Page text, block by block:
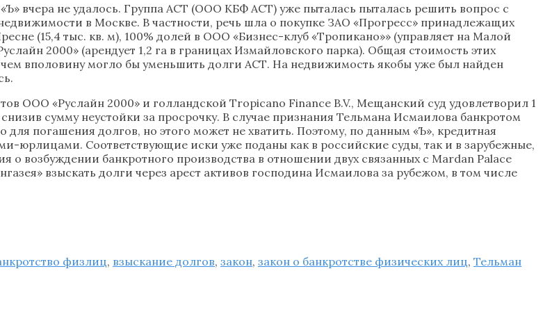
вчера не удалось. Группа АСТ (ООО КБФ АСТ) уже пыталась пыталась решить вопрос с
в Москве. В частности, речь шла о покупке ЗАО «Прогресс» принадлежащих
(15,4 тыс. кв. м), 100% долей в ООО «Бизнес-клуб «Тропикано»» (управляет на Малой
2000» (арендует 1,2 га в границах Измайловского парка). Общая стоимость этих
чем вполовину могло бы уменьшить долги АСТ. На недвижимость якобы уже был найден
ООО «Руслайн 2000» и голландской Tropicano Finance B.V., Мещанский суд удовлетворил 1
сумму неустойки за просрочку. В случае признания Тельмана Исмаилова банкротом
погашения долгов, но этого может не хватить. Поэтому, по данным «Ъ», кредитная
юрлицами. Соответствующие иски уже поданы как в российские суды, так и в зарубежные,
о возбуждении банкротного производства в отношении двух связанных с Mardan Palace
взыскать долги через арест активов господина Исмаилова за рубежом, в том числе
физлиц, взыскание долгов, закон, закон о банкротстве физических лиц, Тельман